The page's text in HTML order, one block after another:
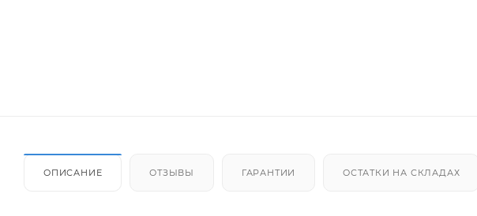
ОПИСАНИЕ ОТЗЫВЫ ГАРАНТИИ ОСТАТКИ НА СКЛАДАХ